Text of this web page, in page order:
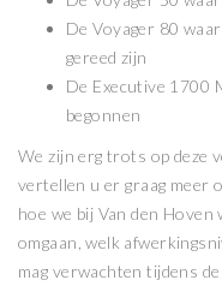
De Voyager 80
gereed zijn
De Executive 1700
begonnen
We zijn erg trots op deze
vertellen u er graag meer
hoe we bij Van den
omgaan, welk
mag verwachten tijdens